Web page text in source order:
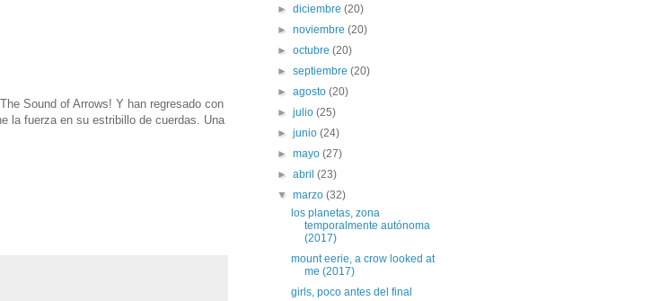
Sound of Arrows! Y han regresado con
la fuerza en su estribillo de cuerdas. Una
►diciembre(20)
►noviembre(20)
►octubre(20)
►septiembre(20)
►agosto(20)
►julio(25)
►junio(24)
►mayo(27)
►abril(23)
▼marzo(32)
los planetas, zona
temporalmente autónoma
(2017)
mount eerie, a crow looked at
me (2017)
girls, poco antes del final